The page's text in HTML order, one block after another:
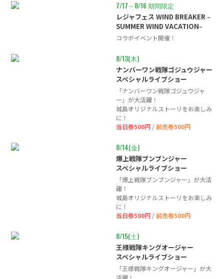
7/17～8/16 期間限定
レジャフェス WIND BREAKER ‒
SUMMER WIND VACATION‒
コラボイベント開催！
8/13(木)
ナンバーワン戦隊ゴジュウジャー
スペシャルライブショー
「ナンバーワン戦隊ゴジュウジャ
ー」が大活躍！
城島オリジナルストーリをお楽しみ
に！
当日券500円 / 前売券500円
8/14(金)
爆上戦隊ブンブンジャー
スペシャルライブショー
「爆上戦隊ブンブンジャー」が大活
躍！
城島オリジナルストーリをお楽しみ
に！
当日券500円 / 前売券500円
8/15(土)
王様戦隊キングオージャー
スペシャルライブショー
「王様戦隊キングオージャー」が大
活躍！